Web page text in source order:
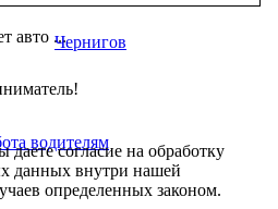
авто ...
даете согласие на обработку
данных внутри нашей
определенных законом.
Чернигов
водителям